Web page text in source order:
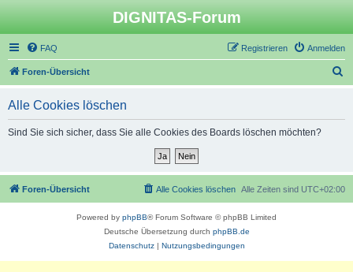
DIGNITAS-Forum
FAQ Anmelden
Registrieren
Foren-Übersicht
Alle Cookies löschen
Sind Sie sich sicher, dass Sie alle Cookies des Boards löschen möchten?
Foren-Übersicht Alle Zeiten sind UTC+02:00
Alle Cookies löschen
Powered by phpBB® Forum Software © phpBB Limited
Deutsche Übersetzung durch phpBB.de
Datenschutz| Nutzungsbedingungen